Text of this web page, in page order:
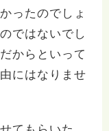
ったのでしょ
ではないでし
からといって
にはなりませ